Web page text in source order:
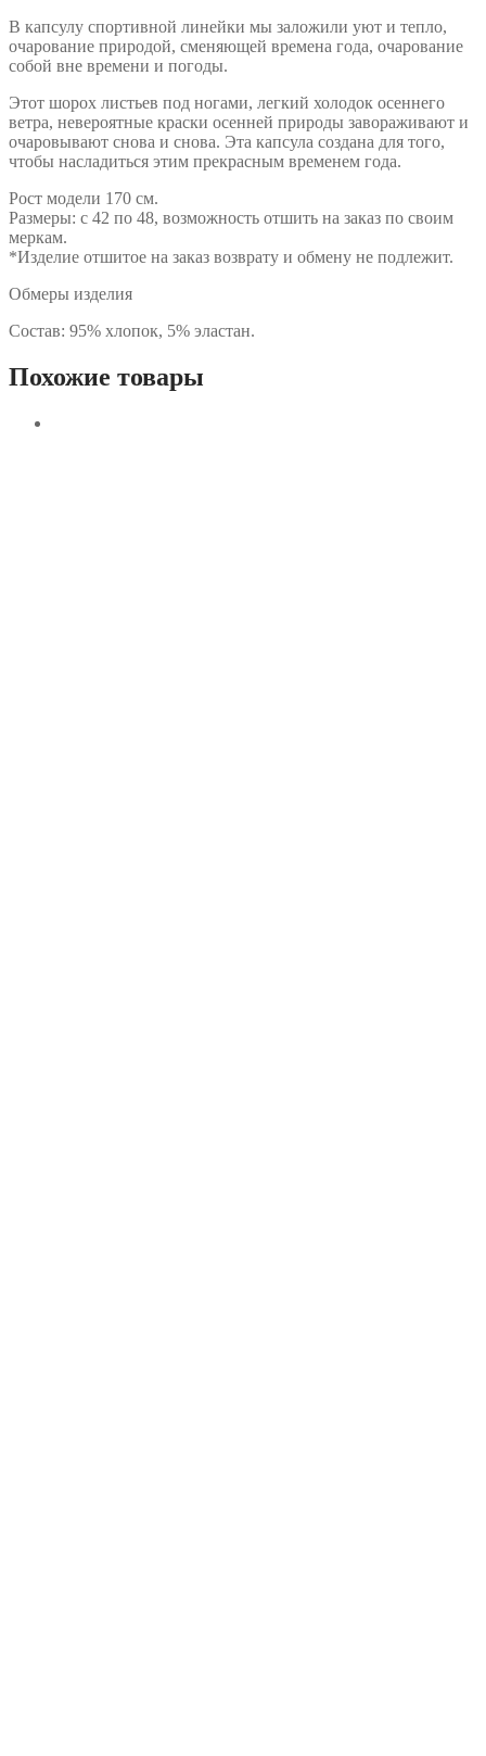
В капсулу спортивной линейки мы заложили уют и тепло,
очарование природой, сменяющей времена года, очарование
собой вне времени и погоды.
Этот шорох листьев под ногами, легкий холодок осеннего
ветра, невероятные краски осенней природы завораживают и
очаровывают снова и снова. Эта капсула создана для того,
чтобы насладиться этим прекрасным временем года.
Рост модели 170 см.
Размеры: с 42 по 48, возможность отшить на заказ по своим
меркам.
*Изделие отшитое на заказ возврату и обмену не подлежит.
Обмеры изделия
Состав: 95% хлопок, 5% эластан.
Похожие товары